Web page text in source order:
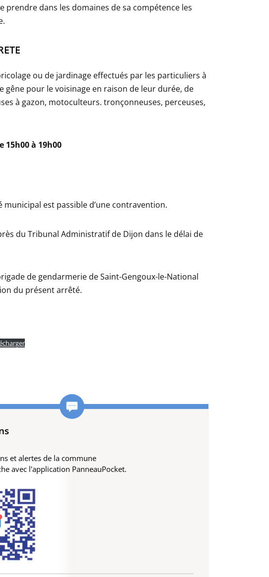
prendre dans les domaines de sa compétence les
ou de jardinage effectués par les particuliers à
gêne pour le voisinage en raison de leur durée, de
à gazon, motoculteurs. tronçonneuses, perceuses,
15h00 à 19h00
est passible d’une contravention.
du Tribunal Administratif de Dijon dans le délai de
de gendarmerie de Saint-Gengoux-le-National
du présent arrêté.
et alertes de la commune
avec l'application PanneauPocket.